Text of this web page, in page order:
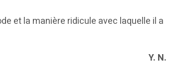
et la manière ridicule avec laquelle il a
Y. N.